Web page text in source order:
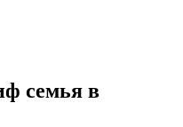
семья в